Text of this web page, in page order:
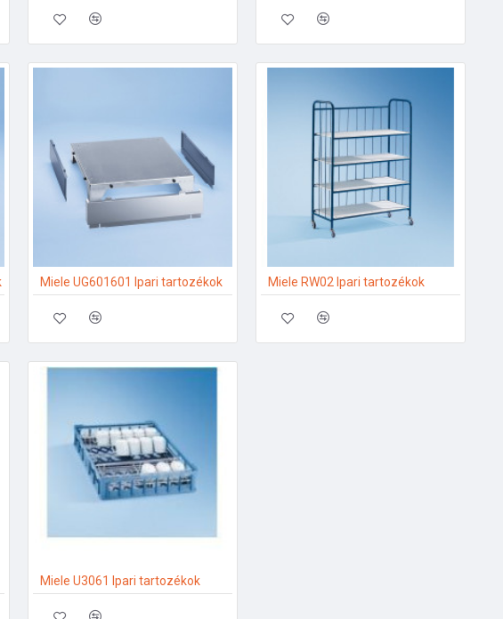
Miele UG601601 Ipari tartozékok Miele RW02 Ipari tartozékok
Miele U3061 Ipari tartozékok